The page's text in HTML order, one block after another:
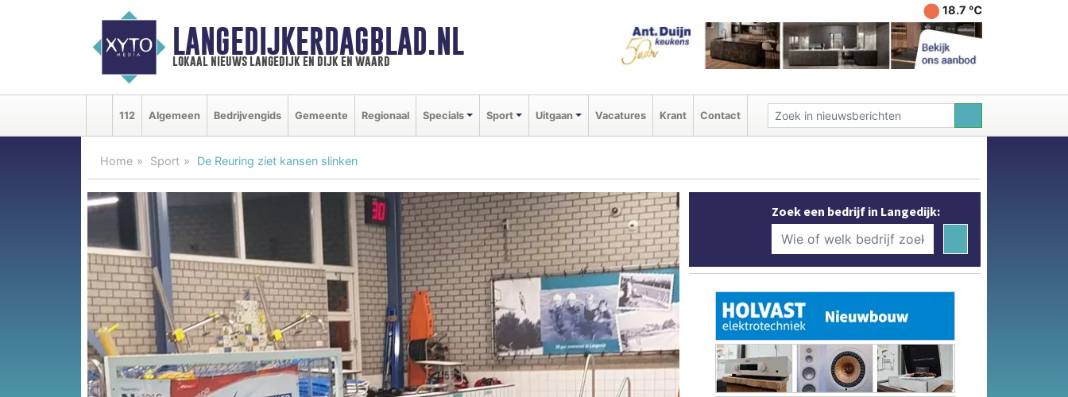
LANGEDIJKERDAGBLAD.NL
lokaal nieuws langedijk en dijk en waard
18.7 ℃
112 Algemeen Bedrijvengids Gemeente Regionaal Specials Sport Uitgaan Vacatures Krant Contact
Home Sport De Reuring ziet kansen slinken
Zoek een bedrijf in Langedijk: